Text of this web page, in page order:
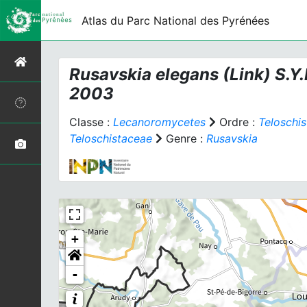
Atlas du Parc National des Pyrénées
Rusavskia elegans (Link)
2003
Classe : Lecanoromycetes Ordre :
Teloschistaceae
Genre : Rusavskia
+
-